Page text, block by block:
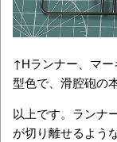
↑Hランナー、マ
型色で、滑腔砲の
以上です。ランナ
が切り離せるよう